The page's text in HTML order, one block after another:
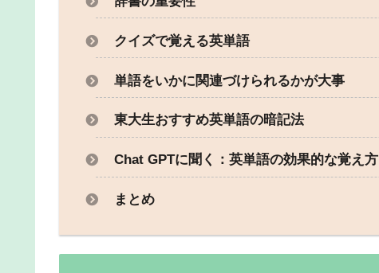
クイズで覚える英単語
単語をいかに関連づけられるかが大事
東大生おすすめ英単語の暗記法
Chat GPTに聞く：英単語の効果的な覚え方
まとめ